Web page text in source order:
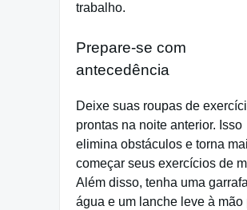
trabalho.
Prepare-se com
antecedência
Deixe suas roupas de
prontas na noite anterior. Isso
elimina obstáculos e torna
começar seus exercícios de
Além disso, tenha uma
água e um lanche leve à mão